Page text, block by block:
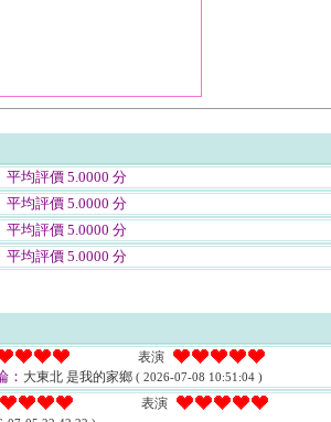
平均評價 5.0000 分
平均評價 5.0000 分
平均評價 5.0000 分
平均評價 5.0000 分
表演
： 大東北 是我的家鄉 ( 2026-07-08 10:51:04 )
表演